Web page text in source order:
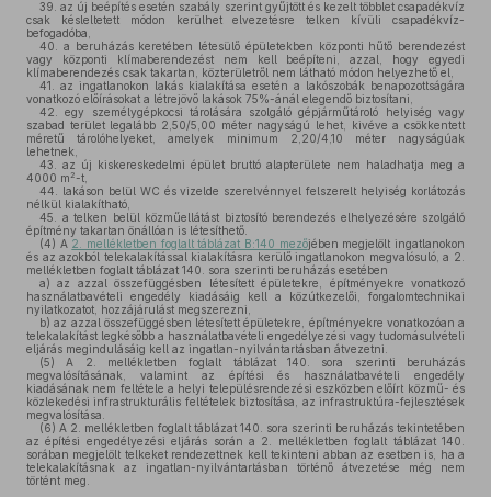
39. az új beépítés esetén szabály szerint gyűjtött és kezelt többlet csapadékvíz
csak késleltetett módon kerülhet elvezetésre telken kívüli csapadékvíz-
befogadóba,
40.
a beruházás keretében létesülő épületekben központi hűtő berendezést
vagy központi klímaberendezést nem kell beépíteni, azzal, hogy egyedi
klímaberendezés csak takartan, közterületről nem látható módon helyezhető el,
41.
az ingatlanokon lakás kialakítása esetén a lakószobák benapozottságára
vonatkozó előírásokat a létrejövő lakások 75%-ánál elegendő biztosítani,
42.
egy személygépkocsi tárolására szolgáló gépjárműtároló helyiség vagy
szabad terület legalább 2,50/5,00 méter nagyságú lehet, kivéve a csökkentett
méretű tárolóhelyeket, amelyek minimum 2,20/4,10 méter nagyságúak
lehetnek,
43.
az új kiskereskedelmi épület bruttó alapterülete nem haladhatja meg a
4000 m 2-t,
44.
lakáson belül WC és vizelde szerelvénnyel felszerelt helyiség korlátozás
nélkül kialakítható,
45.
a telken belül közműellátást biztosító berendezés elhelyezésére szolgáló
építmény takartan önállóan is létesíthető.
(4) A 2. mellékletben foglalt táblázat B:140 mezőjében megjelölt ingatlanokon
és az azokból telekalakítással kialakításra kerülő ingatlanokon megvalósuló, a 2.
mellékletben foglalt táblázat 140. sora szerinti beruházás esetében
a) az azzal összefüggésben létesített épületekre, építményekre vonatkozó
használatbavételi engedély kiadásáig kell a közútkezelői, forgalomtechnikai
nyilatkozatot, hozzájárulást megszerezni,
b) az azzal összefüggésben létesített épületekre, építményekre vonatkozóan a
telekalakítást legkésőbb a használatbavételi engedélyezési vagy tudomásulvételi
eljárás megindulásáig kell az ingatlan-nyilvántartásban átvezetni.
(5) A 2. mellékletben foglalt táblázat 140. sora szerinti beruházás
megvalósításának, valamint az építési és használatbavételi engedély
kiadásának nem feltétele a helyi településrendezési eszközben előírt közmű- és
közlekedési infrastrukturális feltételek biztosítása, az infrastruktúra-fejlesztések
megvalósítása.
(6) A 2. mellékletben foglalt táblázat 140. sora szerinti beruházás tekintetében
az építési engedélyezési eljárás során a 2. mellékletben foglalt táblázat 140.
sorában megjelölt telkeket rendezettnek kell tekinteni abban az esetben is, ha a
telekalakításnak az ingatlan-nyilvántartásban történő átvezetése még nem
történt meg.